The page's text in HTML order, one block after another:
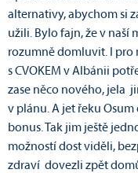
alternativy, abychom si
užili. Bylo fajn, že v naší
rozumně domluvit. I pro
s CVOKEM v Albánii
zase něco nového, jela
v plánu. A jet řeku
bonus. Tak jim ještě
možností dost viděli,
zdraví dovezli zpět